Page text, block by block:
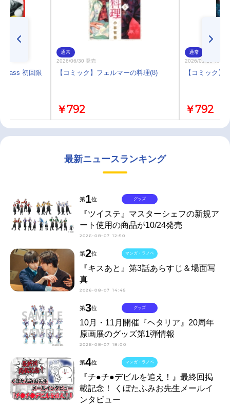
bass 初回限
通常
2026/06/30 発売
【コミック】フェルマーの料理(8)
￥792
通常
2026/01/16 発売
【コミック】
￥792
最新ニュースランキング
第1位
『ツイステ』マスターシェフの新規ア
ート使用の商品が10/24発売
2026-08-07 12:50
グッズ
第2位
『キスあと』第3話あらすじ＆場面写
真
2026-08-07 14:45
マンガ・ラノベ
第3位
10月・11月開催『ヘタリア』20周年
原画展のグッズ第1弾情報
2026-08-07 18:00
グッズ
第4位
『チ●チ●デビルを追え！』最終回掲
載記念！ くぼたふみお先生メールイ
ンタビュー
マンガ・ラノベ